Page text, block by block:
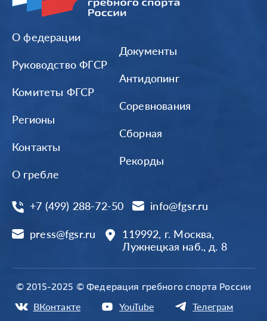
О федерации
Руководство ФГСР
Комитеты ФГСР
Регионы
Контакты
О гребле
Документы
Антидопинг
Соревнования
Сборная
Рекорды
+7 (499) 288-72-50 info@fgsr.ru
press@fgsr.ru
119992, г. Москва,
Лужнецкая наб., д. 8
© 2015-2025 © Федерация гребного спорта России
ВКонтакте YouTube Телеграм